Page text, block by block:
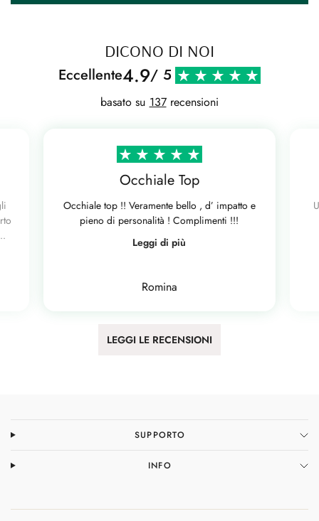
DICONO DI NOI
Eccellente4.9/ 5
basato su 137recensioni
Occhiale Top
Occhiale top !! Veramente bello , d’ impatto e
pieno di personalità ! Complimenti !!!
Leggi di più
Romina
LEGGI LE RECENSIONI
SUPPORTO
INFO